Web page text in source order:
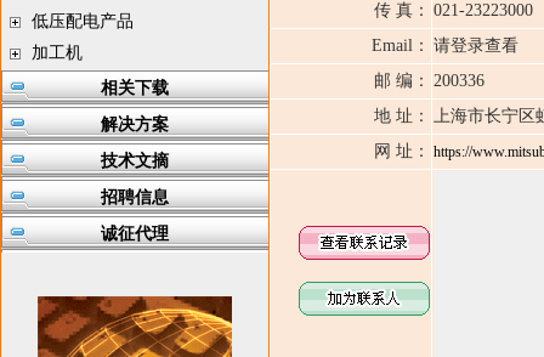
低压配电产品
加工机
相关下载
解决方案
技术文摘
招聘信息
诚征代理
传 真： 021-23223000
Email： 请登录查看
邮 编： 200336
地 址： 上海市长宁区
网 址：
https://